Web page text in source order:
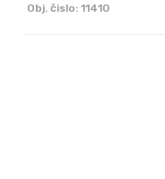
Obj. čislo: 11410